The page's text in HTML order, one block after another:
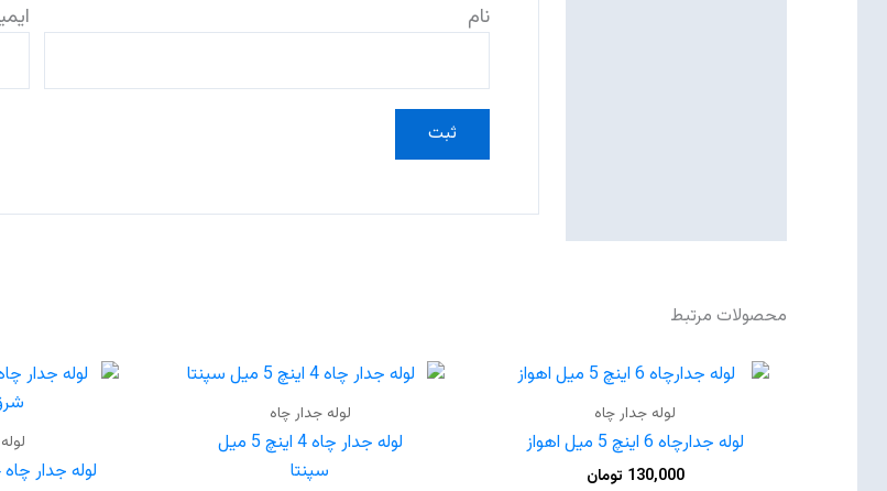
نام
محصولات مرتبط
لوله جدار چاه
لوله جدارچاه 6 اینچ 5 میل اهواز
130,000 تومان
لوله جدار چاه
لوله جدار چاه 4 اینچ 5 میل
سپنتا